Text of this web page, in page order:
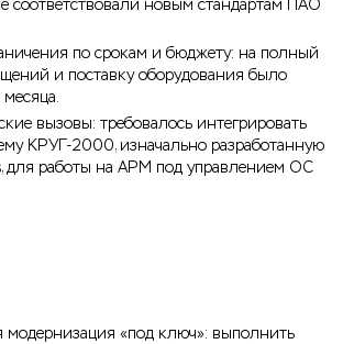
соответствовали новым стандартам ПАО
по срокам и бюджету: на полный
и поставку оборудования было
вызовы: требовалось интегрировать
КРУГ‑2000, изначально разработанную
для работы на АРМ под управлением ОС
модернизация «под ключ»: выполнить